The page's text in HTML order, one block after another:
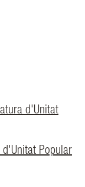
d'Unitat
Popular